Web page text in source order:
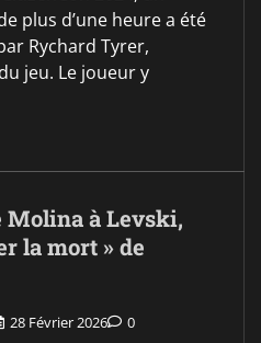
plus d’une heure a été
Rychard Tyrer,
jeu. Le joueur y
Molina à Levski,
la mort » de
28 Février 2026 0